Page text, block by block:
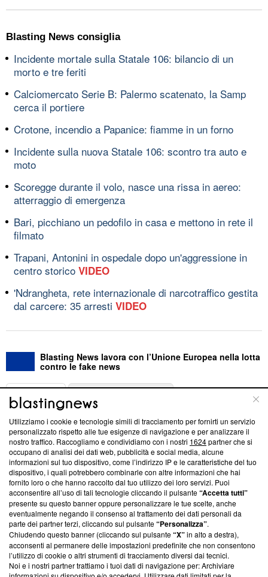
Blasting News consiglia
Incidente mortale sulla Statale 106: bilancio di un
morto e tre feriti
Calciomercato Serie B: Palermo scatenato, la Samp
cerca il portiere
Crotone, incendio a Papanice: fiamme in un forno
Incidente sulla nuova Statale 106: scontro tra auto e
moto
Scoregge durante il volo, nasce una rissa in aereo:
atterraggio di emergenza
Bari, picchiano un pedofilo in casa e mettono in rete il
filmato
Trapani, Antonini in ospedale dopo un'aggressione in
centro storico VIDEO
'Ndrangheta, rete internazionale di narcotraffico gestita
dal carcere: 35 arresti VIDEO
Blasting News lavora con l’Unione Europea nella lotta
contro le fake news
ABOUT
Questa sezione offre informazioni trasparenti su Blasting
News, sui nostri processi editoriali e su come ci impegniamo a
creare news di qualità. Inoltre, afferma la nostra aderenza a
‘Trust Project - News with Integrity’Blasting News non è
ancora membro del programma, ma ha richiesto di farne
parte; Trust Project non ha ancora effettuato una verifica di
conformità agli standard.
Su di noi
Team editoriale
Corporate
Utilizziamo i cookie e tecnologie simili di tracciamento per fornirti un servizio
personalizzato rispetto alle tue esigenze di navigazione e per analizzare il
nostro traffico. Raccogliamo e condividiamo con i nostri 1624partner che si
occupano di analisi dei dati web, pubblicità e social media, alcune
informazioni sul tuo dispositivo, come l’indirizzo IP e le caratteristiche del tuo
dispositivo, i quali potrebbero combinarle con altre informazioni che hai
fornito loro o che hanno raccolto dal tuo utilizzo dei loro servizi. Puoi
acconsentire all’uso di tali tecnologie cliccando il pulsante“Accetta tutti”
presente su questo banner oppure personalizzare le tue scelte, anche
eventualmente negando il consenso al trattamento dei dati personali da
parte dei partner terzi, cliccando sul pulsante“Personalizza”.
Chiudendo questo banner (cliccando sul pulsante“X”in alto a destra),
acconsenti al permanere delle impostazioni predefinite che non consentono
l’utilizzo di cookie o altri strumenti di tracciamento diversi dai tecnici.
Noi e i nostri partner trattiamo i tuoi dati di navigazione per: Archiviare